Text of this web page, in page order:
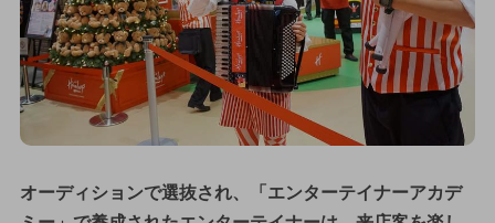
オーディションで選抜され、「エンターテイナーアカデ